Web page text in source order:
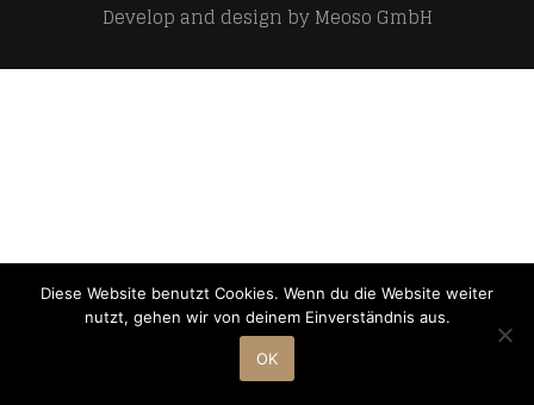
Develop and design byMeoso GmbH
Diese Website benutzt Cookies. Wenn du die Website weiter
nutzt, gehen wir von deinem Einverständnis aus.
OK